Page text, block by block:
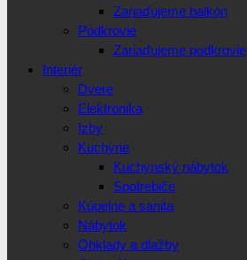
Zariaďujeme balkón
Podkrovie
Zariaďujeme podkrovie
Interiér
Dvere
Elektronika
Izby
Kuchyne
Kuchynský nábytok
Spotrebiče
Kúpelne a sanita
Nábytok
Obklady a dlažby